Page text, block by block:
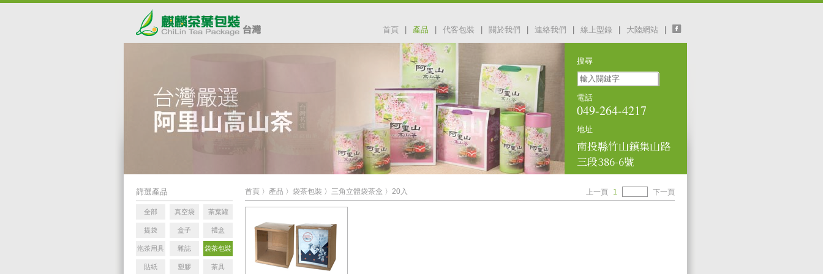
大陸網站
線上型錄
連絡我們
關於我們
代客包裝
產品
首頁
搜尋
電話
049-264-4217
地址
南投縣竹山鎮集山路
三段386-6號
篩選產品
全部 真空袋 茶葉罐
提袋 盒子 禮盒
泡茶用具 雜誌 袋茶包裝
貼紙 塑膠 茶具
首頁 〉 產品 〉 袋茶包裝 〉 三角立體袋茶盒 〉 20入 上一頁 1 下一頁